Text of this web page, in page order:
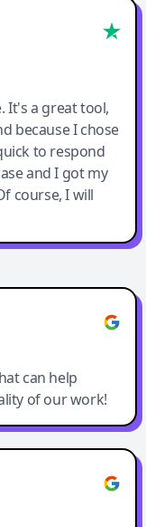
It's a great tool,
because I chose
to respond
and I got my
course, I will
can help
of our work!